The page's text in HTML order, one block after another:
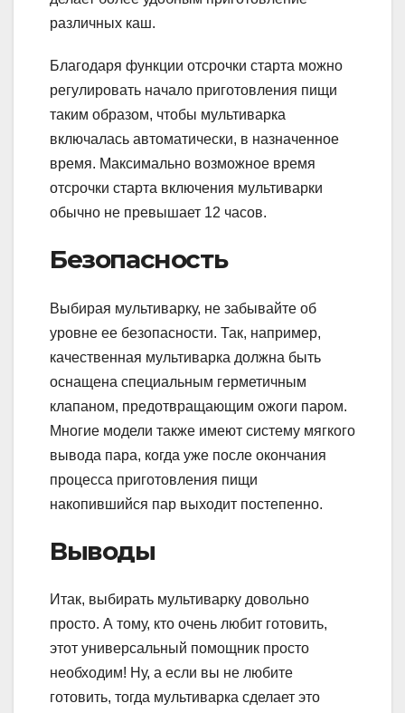
различных каш.
Благодаря функции отсрочки старта можно
регулировать начало приготовления пищи
таким образом, чтобы мультиварка
включалась автоматически, в назначенное
время. Максимально возможное время
отсрочки старта включения мультиварки
обычно не превышает 12 часов.
Безопасность
Выбирая мультиварку, не забывайте об
уровне ее безопасности. Так, например,
качественная мультиварка должна быть
оснащена специальным герметичным
клапаном, предотвращающим ожоги паром.
Многие модели также имеют систему мягкого
вывода пара, когда уже после окончания
процесса приготовления пищи
накопившийся пар выходит постепенно.
Выводы
Итак, выбирать мультиварку довольно
просто. А тому, кто очень любит готовить,
этот универсальный помощник просто
необходим! Ну, а если вы не любите
готовить, тогда мультиварка сделает это